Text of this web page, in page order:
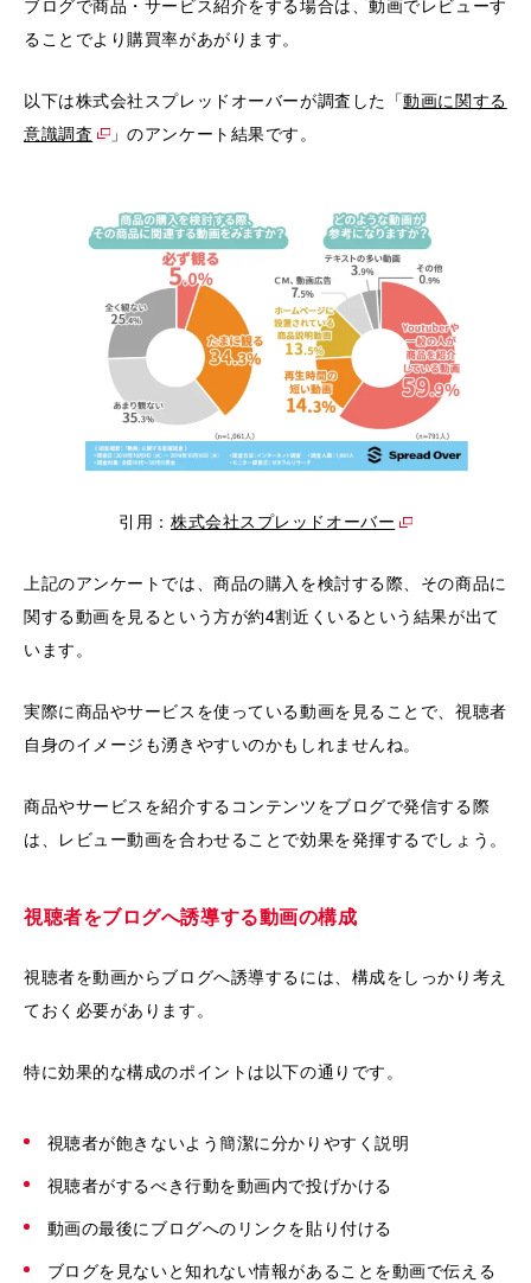
ブログで商品・サービス紹介をする場合は、動画でレビューす
ることでより購買率があがります。
以下は株式会社スプレッドオーバーが調査した「動画に関する
意識調査
」のアンケート結果です。
引用： 株式会社スプレッドオーバー
上記のアンケートでは、商品の購入を検討する際、その商品に
関する動画を見るという方が約4割近くいるという結果が出て
います。
実際に商品やサービスを使っている動画を見ることで、視聴者
自身のイメージも湧きやすいのかもしれませんね。
商品やサービスを紹介するコンテンツをブログで発信する際
は、レビュー動画を合わせることで効果を発揮するでしょう。
視聴者をブログへ誘導する動画の構成
視聴者を動画からブログへ誘導するには、構成をしっかり考え
ておく必要があります。
特に効果的な構成のポイントは以下の通りです。
視聴者が飽きないよう簡潔に分かりやすく説明
視聴者がするべき行動を動画内で投げかける
動画の最後にブログへのリンクを貼り付ける
ブログを見ないと知れない情報があることを動画で伝える